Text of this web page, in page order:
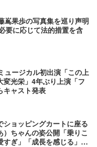
嶌果歩の写真集を巡り声明
要に応じて法的措置を含
ュージカル初出演「この上
変光栄」4年ぶり上演「フ
キャスト発表
ショッピングカートに座る
ちゃんの姿公開「乗りこ
すぎ」「成長を感じる」の